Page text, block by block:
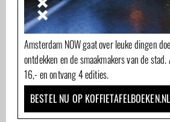
Amsterdam NOW gaat over leuke dingen
ontdekken en de smaakmakers van de
16,- en ontvang 4 edities.
BESTEL NU OP KOFFIETAFELBOEKEN.NL